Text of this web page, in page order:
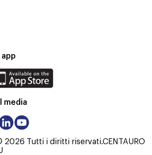
media
2026 Tutti i diritti riservati.CENTAURO